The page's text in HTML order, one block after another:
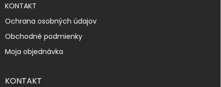
KONTAKT
Ochrana osobných údajov
Obchodné podmienky
Moja objednávka
KONTAKT